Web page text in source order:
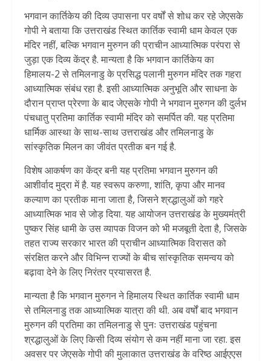
भगवान कार्तिकेय की दिव्य उपासना पर वर्षों से शोध कर रहे जेएसके
गोपी ने बताया कि उत्तराखंड स्थित कार्तिक स्वामी धाम केवल एक
मंदिर नहीं, बल्कि भगवान मुरुगन की प्राचीन आध्यात्मिक परंपरा से
जुड़ा एक दिव्य केंद्र है. मान्यता है कि भगवान कार्तिकेय का
हिमालय-2 से तमिलनाडु के प्रसिद्ध पलानी मुरुगन मंदिर तक गहरा
आध्यात्मिक संबंध रहा है. इसी आध्यात्मिक अनुभूति और साधना के
दौरान प्राप्त प्रेरणा के बाद जेएसके गोपी ने भगवान मुरुगन की दुर्लभ
पंचधातु प्रतिमा कार्तिक स्वामी मंदिर को समर्पित की. यह प्रतिमा
धार्मिक आस्था के साथ-साथ उत्तराखंड और तमिलनाडु के
सांस्कृतिक मिलन का जीवंत प्रतीक बन गई है.
विशेष आकर्षण का केंद्र बनी यह प्रतिमा भगवान मुरुगन की
आशीर्वाद मुद्रा में है. यह स्वरूप करुणा, शांति, कृपा और मानव
कल्याण का प्रतीक माना जाता है, जिसने श्रद्धालुओं को गहरे
आध्यात्मिक भाव से जोड़ दिया. यह आयोजन उत्तराखंड के मुख्यमंत्री
पुष्कर सिंह धामी के उस व्यापक विजन को भी मजबूती देता है, जिसके
तहत राज्य सरकार भारत की प्राचीन आध्यात्मिक विरासत को
संरक्षित करने और विभिन्न राज्यों के बीच सांस्कृतिक समन्वय को
बढ़ावा देने के लिए निरंतर प्रयासरत है.
मान्यता है कि भगवान मुरुगन ने हिमालय स्थित कार्तिक स्वामी धाम
से तमिलनाडु तक आध्यात्मिक यात्रा की थी. अब वर्षों बाद भगवान
मुरुगन की प्रतिमा का तमिलनाडु से पुनः उत्तराखंड पहुंचना
श्रद्धालुओं के लिए किसी दिव्य संयोग से कम नहीं माना जा रहा. इस
अवसर पर जेएसके गोपी की मुलाकात उत्तराखंड के वरिष्ठ आईएएस